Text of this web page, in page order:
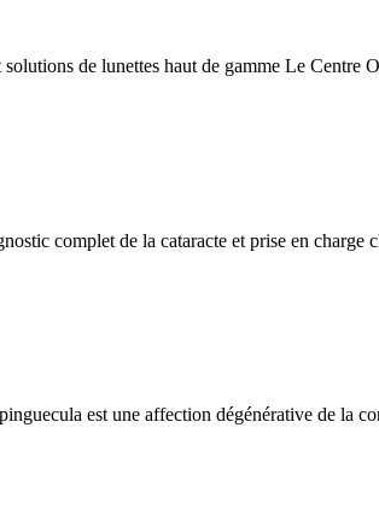
de lunettes haut de gamme Le Centre
complet de la cataracte et prise en charge
est une affection dégénérative de la